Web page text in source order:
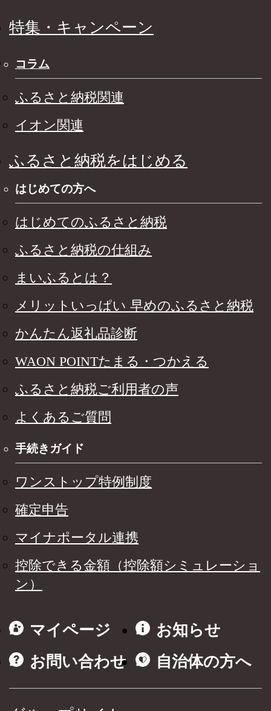
特集・キャンペーン
コラム
ふるさと納税関連
イオン関連
ふるさと納税をはじめる
はじめての方へ
はじめてのふるさと納税
ふるさと納税の仕組み
まいふるとは？
メリットいっぱい 早めのふるさと納税
かんたん返礼品診断
WAON POINTたまる・つかえる
ふるさと納税ご利用者の声
よくあるご質問
手続きガイド
ワンストップ特例制度
確定申告
マイナポータル連携
控除できる金額（控除額シミュレーショ
ン）
マイページ
お知らせ
お問い合わせ
自治体の方へ